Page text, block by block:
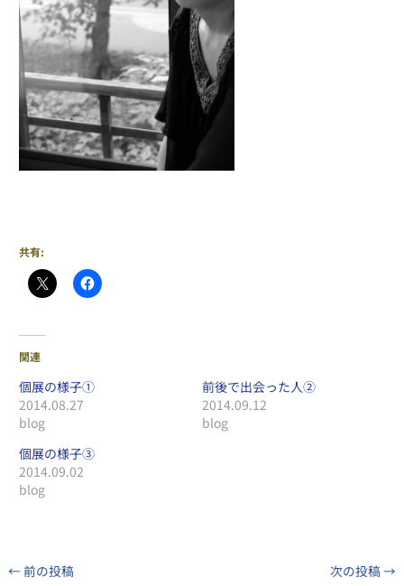
共有:
関連
個展の様子①
2014.08.27
blog
前後で出会った人②
2014.09.12
blog
個展の様子③
2014.09.02
blog
← 前の投稿 次の投稿 →